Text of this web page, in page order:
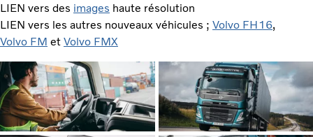
LIEN vers des images haute résolution
LIEN vers les autres nouveaux véhicules ; Volvo FH16,
Volvo FM et Volvo FMX